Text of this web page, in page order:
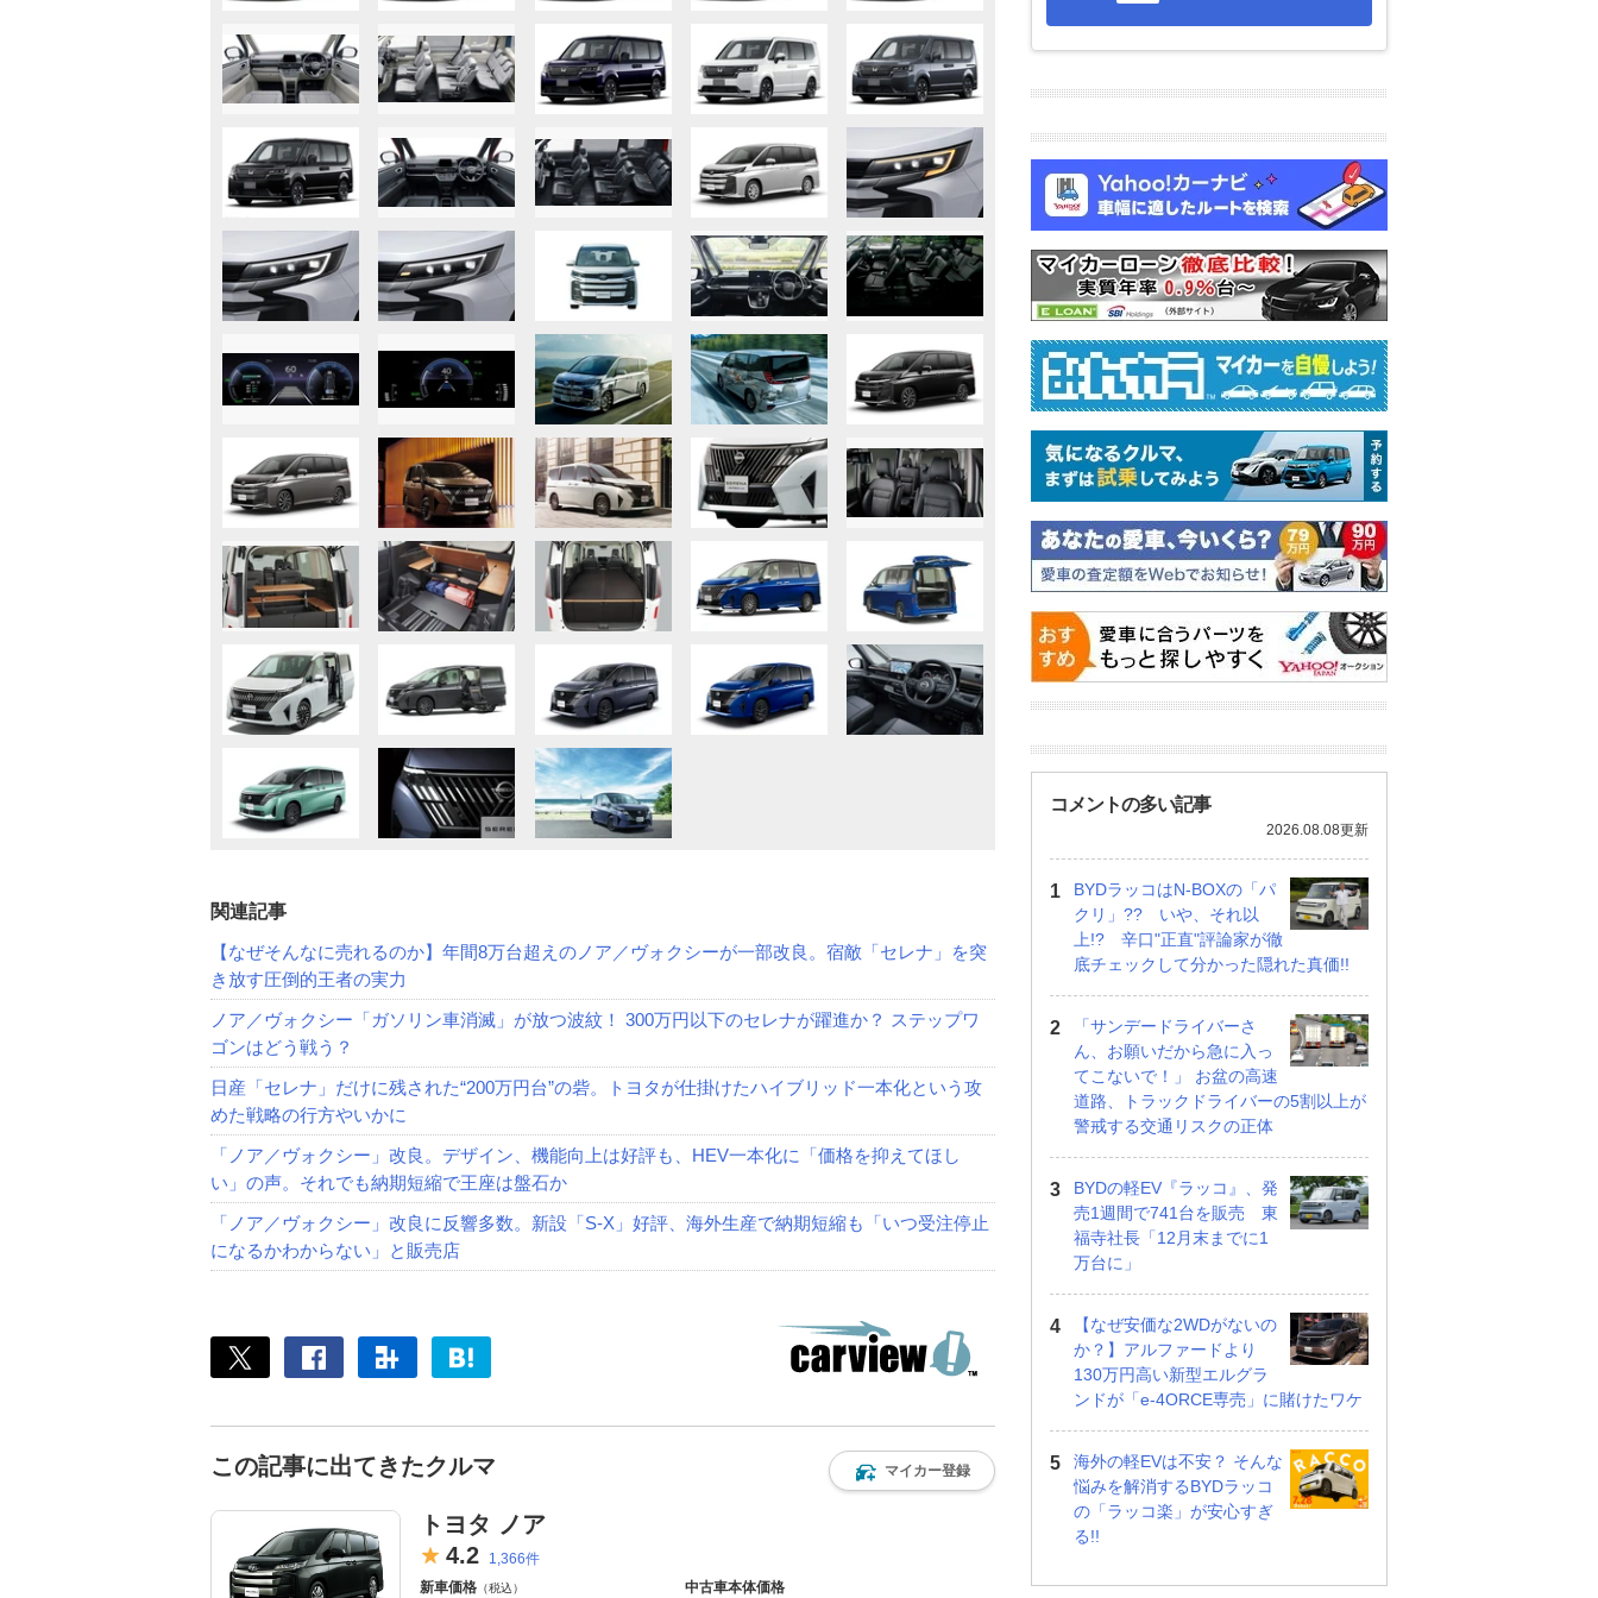
関連記事
【なぜそんなに売れるのか】年間8万台超えのノア／ヴォクシーが一部改良。宿敵「セレナ」を突
き放す圧倒的王者の実力
ノア／ヴォクシー「ガソリン車消滅」が放つ波紋！ 300万円以下のセレナが躍進か？ ステップワ
ゴンはどう戦う？
日産「セレナ」だけに残された“200万円台”の砦。トヨタが仕掛けたハイブリッド一本化という攻
めた戦略の行方やいかに
「ノア／ヴォクシー」改良。デザイン、機能向上は好評も、HEV一本化に「価格を抑えてほし
い」の声。それでも納期短縮で王座は盤石か
「ノア／ヴォクシー」改良に反響多数。新設「S-X」好評、海外生産で納期短縮も「いつ受注停止
になるかわからない」と販売店
この記事に出てきたクルマ マイカー登録
トヨタ ノア
4.2
1,366件
新車価格 （税込） 中古車本体価格
コメントの多い記事
2026.08.08更新
BYDラッコはN-BOXの「パ
クリ」?? いや、それ以
上!? 辛口"正直"評論家が徹
底チェックして分かった隠れた真価!!
「サンデードライバーさ
ん、お願いだから急に入っ
てこないで！」 お盆の高速
道路、トラックドライバーの5割以上が
警戒する交通リスクの正体
BYDの軽EV『ラッコ』、発
売1週間で741台を販売 東
福寺社長「12月末までに1
万台に」
【なぜ安価な2WDがないの
か？】アルファードより
130万円高い新型エルグラ
ンドが「e-4ORCE専売」に賭けたワケ
海外の軽EVは不安？ そんな
悩みを解消するBYDラッコ
の「ラッコ楽」が安心すぎ
る!!